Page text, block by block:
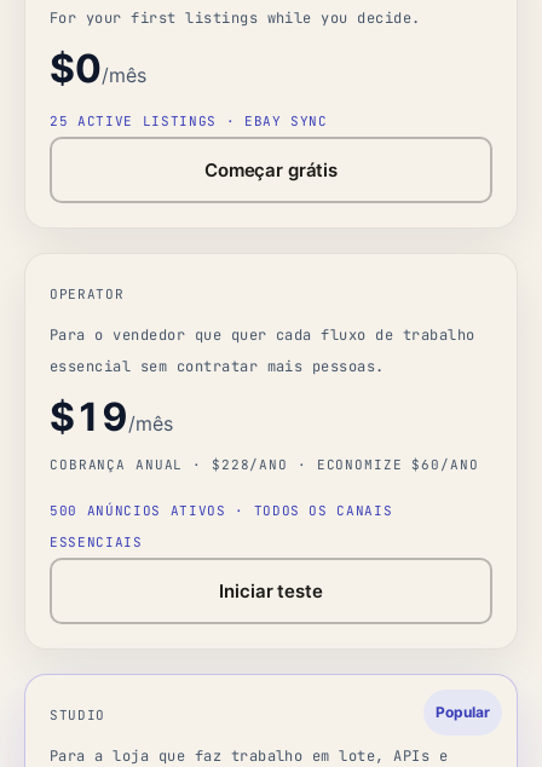
For your first listings while you decide.
$0/mês
25 ACTIVE LISTINGS · EBAY SYNC
Começar grátis
OPERATOR
Para o vendedor que quer cada fluxo de trabalho
essencial sem contratar mais pessoas.
$19/mês
COBRANÇA ANUAL · $228/ANO · ECONOMIZE $60/ANO
500 ANÚNCIOS ATIVOS · TODOS OS CANAIS
ESSENCIAIS
Iniciar teste
STUDIO
Para a loja que faz trabalho em lote, APIs e